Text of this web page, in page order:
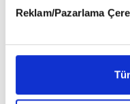
Reklam/Pazarlama
Prens
İçin